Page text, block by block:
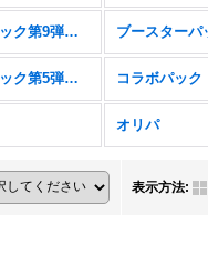
ブースターパック第9弾「光影の二重奏」
ブースターパック第5弾「永劫なる絶傑」
オリパ
表示方法: